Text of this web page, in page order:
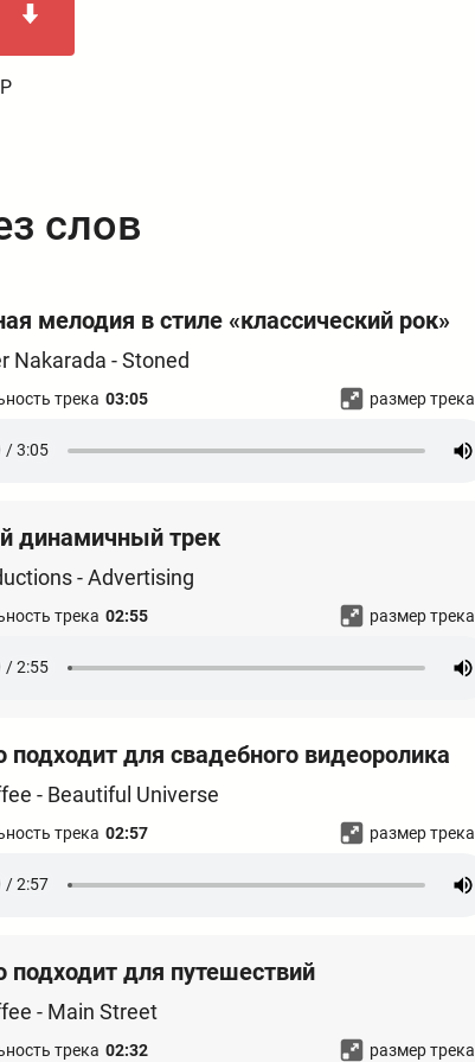
слов
мелодия в стиле «классический рок»
Nakarada - Stoned
трека 03:05 размер трека
динамичный трек
- Advertising
трека 02:55 размер трека
подходит для свадебного видеоролика
- Beautiful Universe
трека 02:57 размер трека
подходит для путешествий
- Main Street
трека 02:32 размер трека